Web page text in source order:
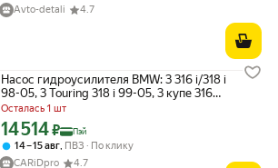
Avto-detali
4.7
Насос гидроусилителя BMW: 3 316 i/318 i
98-05, 3 Touring 318 i 99-05, 3 купе 316
Ci/318 Ci 99- (98 Bar) PATRON PPS062 |
цена за 1 шт
Осталась 1 шт
Цена с картой Яндекс Пэй 14514 ₽ вместо
14 514₽ Пэй
14 – 15 авг, ПВЗ
По клику
CARiDpro
4.7